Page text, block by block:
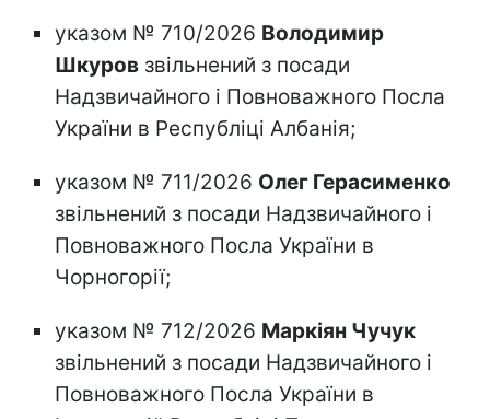
указом № 710/2026 Володимир
Шкуров звільнений з посади
Надзвичайного і Повноважного Посла
України в Республіці Албанія;
указом № 711/2026 Олег Герасименко
звільнений з посади Надзвичайного і
Повноважного Посла України в
Чорногорії;
указом № 712/2026 Маркіян Чучук
звільнений з посади Надзвичайного і
Повноважного Посла України в